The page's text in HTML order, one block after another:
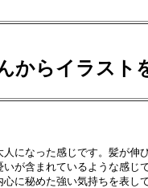
からイラス
になった感じです。髪が伸
が含まれているような感じ
に秘めた強い気持ちを表し